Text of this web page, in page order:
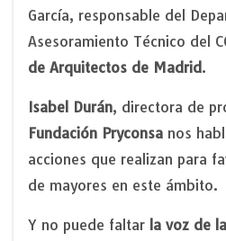
García, responsable del
Asesoramiento Técnico del
de Arquitectos de Madrid.
Isabel Durán, directora de
Fundación Pryconsa nos
acciones que realizan para
de mayores en este ámbito.
Y no puede faltar la voz de